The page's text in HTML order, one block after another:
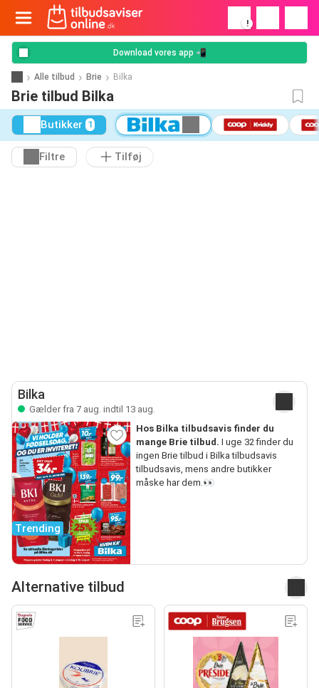
!
Download vores app 📲
Alle tilbud Brie Bilka
Brie tilbud Bilka
Butikker 1
Filtre Tilføj
Bilka
Gælder fra 7 aug. indtil 13 aug.
Trending
Hos Bilka tilbudsavis finder du
mange Brie tilbud. I uge 32 finder du
ingen Brie tilbud i Bilka tilbudsavis
tilbudsavis, mens andre butikker
måske har dem.👀
Alternative tilbud